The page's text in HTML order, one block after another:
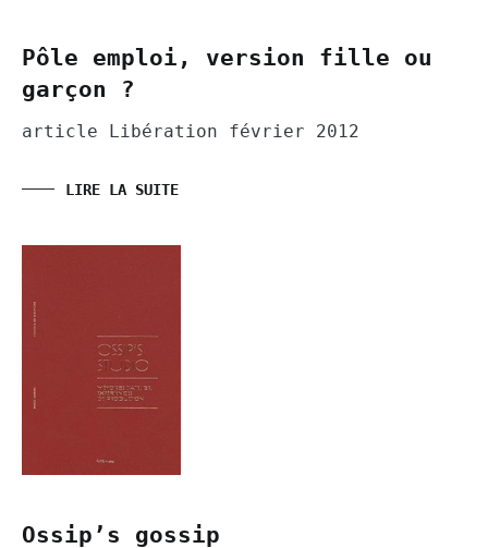
Pôle emploi, version fille ou
garçon ?
article Libération février 2012
LIRE LA SUITE
Ossip’s gossip